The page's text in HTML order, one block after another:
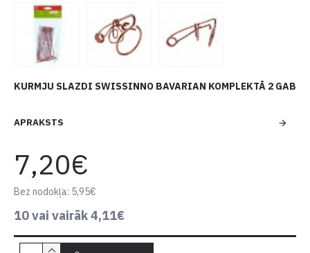
KURMJU SLAZDI SWISSINNO BAVARIAN KOMPLEKTĀ 2 GAB
APRAKSTS
7,20€
Bez nodokļa: 5,95€
10 vai vairāk 4,11€